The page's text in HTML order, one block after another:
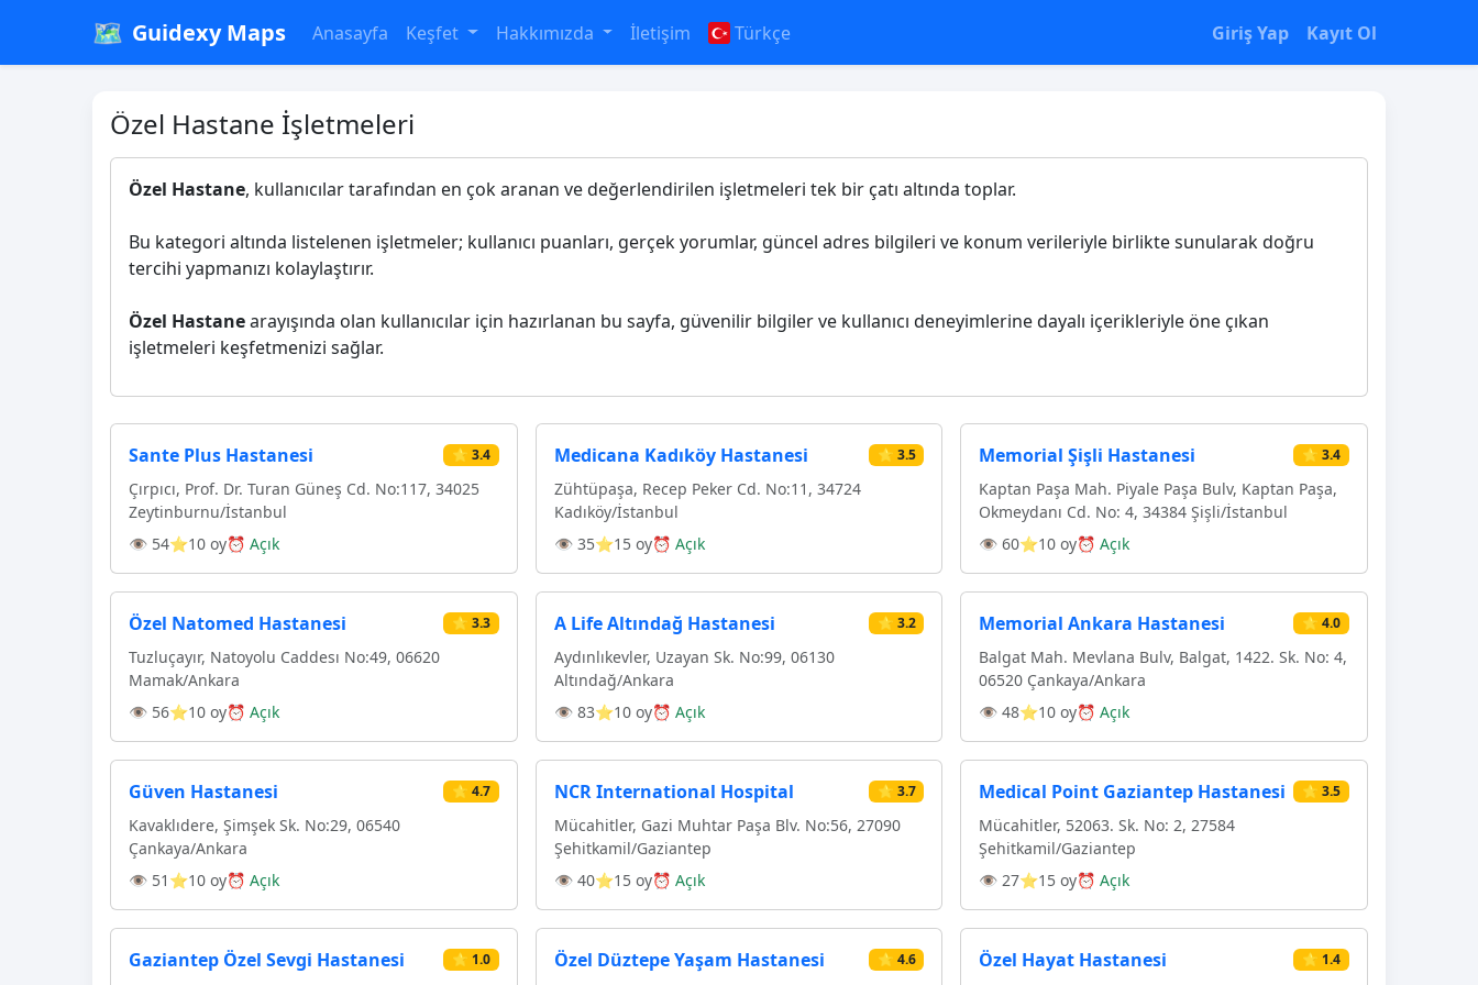
🗺️ Guidexy Maps Anasayfa Keşfet Hakkımızda İletişim Türkçe Giriş Yap Kayıt Ol
Özel Hastane İşletmeleri
Özel Hastane, kullanıcılar tarafından en çok aranan ve değerlendirilen işletmeleri tek bir çatı altında toplar.
Bu kategori altında listelenen işletmeler; kullanıcı puanları, gerçek yorumlar, güncel adres bilgileri ve konum verileriyle birlikte sunularak doğru
tercihi yapmanızı kolaylaştırır.
Özel Hastanearayışında olan kullanıcılar için hazırlanan bu sayfa, güvenilir bilgiler ve kullanıcı deneyimlerine dayalı içerikleriyle öne çıkan
işletmeleri keşfetmenizi sağlar.
Sante Plus Hastanesi ⭐ 3.4
Çırpıcı, Prof. Dr. Turan Güneş Cd. No:117, 34025
Zeytinburnu/İstanbul
👁 54⭐10 oy⏰ Açık
Medicana Kadıköy Hastanesi ⭐ 3.5
Zühtüpaşa, Recep Peker Cd. No:11, 34724
Kadıköy/İstanbul
👁 35⭐15 oy⏰ Açık
Memorial Şişli Hastanesi ⭐ 3.4
Kaptan Paşa Mah. Piyale Paşa Bulv, Kaptan Paşa,
Okmeydanı Cd. No: 4, 34384 Şişli/İstanbul
👁 60⭐10 oy⏰ Açık
Özel Natomed Hastanesi ⭐ 3.3
Tuzluçayır, Natoyolu Caddesı No:49, 06620
Mamak/Ankara
👁 56⭐10 oy⏰ Açık
A Life Altındağ Hastanesi ⭐ 3.2
Aydınlıkevler, Uzayan Sk. No:99, 06130
Altındağ/Ankara
👁 83⭐10 oy⏰ Açık
Memorial Ankara Hastanesi ⭐ 4.0
Balgat Mah. Mevlana Bulv, Balgat, 1422. Sk. No: 4,
06520 Çankaya/Ankara
👁 48⭐10 oy⏰ Açık
Güven Hastanesi ⭐ 4.7
Kavaklıdere, Şimşek Sk. No:29, 06540
Çankaya/Ankara
👁 51 ⭐10 oy⏰ Açık
NCR International Hospital ⭐ 3.7
Mücahitler, Gazi Muhtar Paşa Blv. No:56, 27090
Şehitkamil/Gaziantep
👁 40⭐15 oy⏰ Açık
Medical Point Gaziantep Hastanesi ⭐ 3.5
Mücahitler, 52063. Sk. No: 2, 27584
Şehitkamil/Gaziantep
👁 27⭐15 oy⏰ Açık
Gaziantep Özel Sevgi Hastanesi ⭐ 1.0 Özel Düztepe Yaşam Hastanesi ⭐ 4.6 Özel Hayat Hastanesi ⭐ 1.4